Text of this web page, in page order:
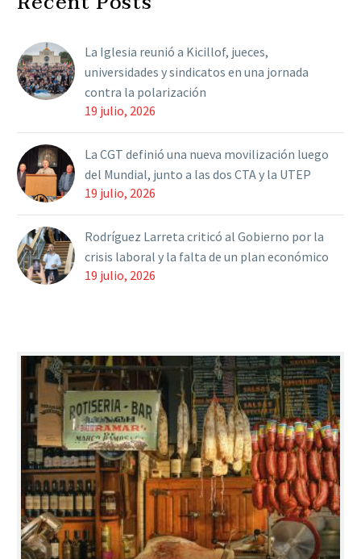
La Iglesia reunió a Kicillof, jueces,
universidades y sindicatos en una jornada
contra la polarización
19 julio, 2026
La CGT definió una nueva movilización luego
del Mundial, junto a las dos CTA y la UTEP
19 julio, 2026
Rodríguez Larreta criticó al Gobierno por la
crisis laboral y la falta de un plan económico
19 julio, 2026